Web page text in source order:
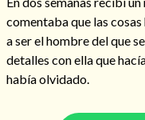
comentaba que las
a ser el hombre del que
detalles con ella que
había olvidado.